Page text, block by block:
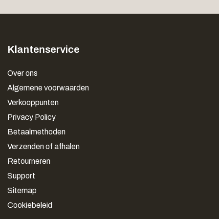
Klantenservice
Over ons
Algemene voorwaarden
Verkooppunten
Privacy Policy
Betaalmethoden
Verzenden of afhalen
Retourneren
Support
Sitemap
Cookiebeleid